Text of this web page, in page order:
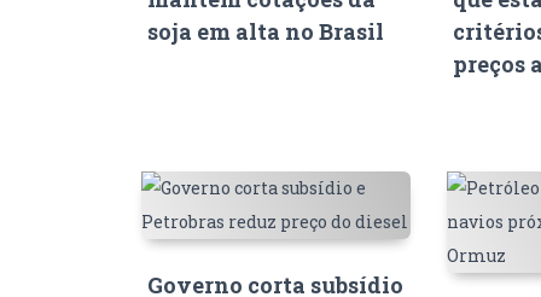
soja em alta no Brasil
preços
Governo corta subsídio